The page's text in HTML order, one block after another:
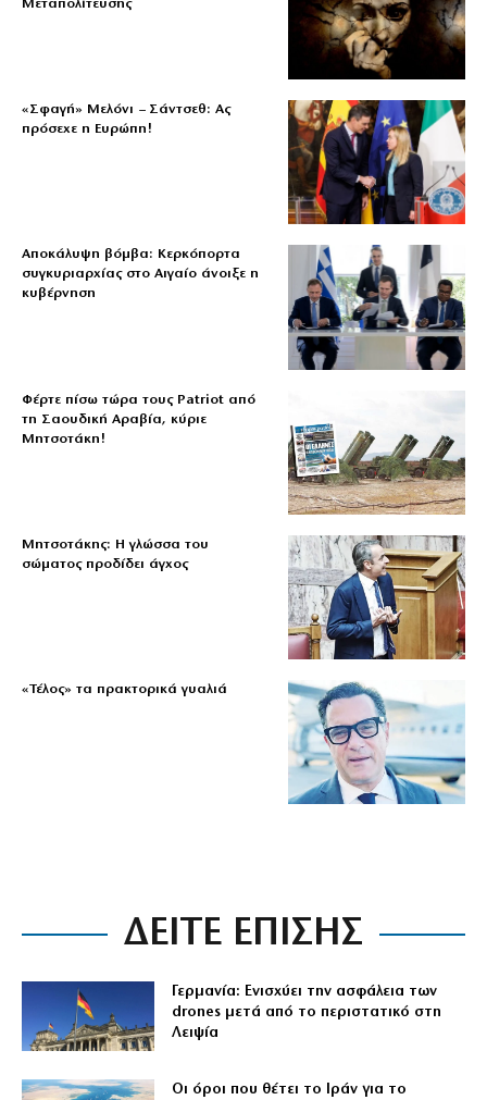
Μεταπολίτευσης
«Σφαγή» Μελόνι – Σάντσεθ: Ας
πρόσεχε η Ευρώπη!
Αποκάλυψη βόμβα: Κερκόπορτα
συγκυριαρχίας στο Αιγαίο άνοιξε η
κυβέρνηση
Φέρτε πίσω τώρα τους Patriot από
τη Σαουδική Αραβία, κύριε
Μητσοτάκη!
Μητσοτάκης: Η γλώσσα του
σώματος προδίδει άγχος
«Τέλος» τα πρακτορικά γυαλιά
ΔΕΙΤΕ ΕΠΙΣΗΣ
Γερμανία: Ενισχύει την ασφάλεια των
drones μετά από το περιστατικό στη
Λειψία
Οι όροι που θέτει το Ιράν για το